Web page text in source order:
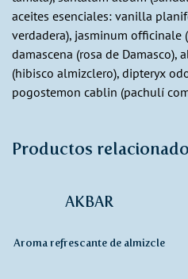
aceites esenciales: vanilla
verdadera), jasminum officinale
damascena (rosa de Damasco),
(hibisco almizclero), dipteryx
pogostemon cablin (pachulí
Productos
AKBAR
Aroma refrescante de almizcle